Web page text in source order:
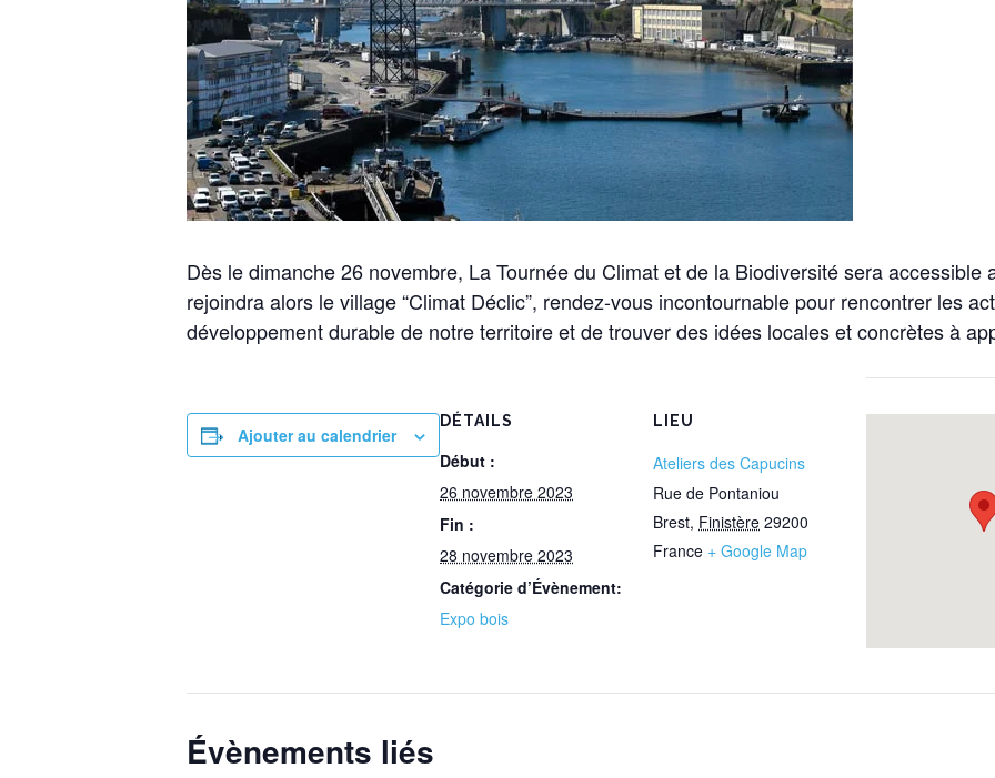
Dès le dimanche 26 novembre, La Tournée du Climat et de la Biodiversité sera accessible
rejoindra alors le village “Climat Déclic”, rendez-vous incontournable pour rencontrer les
développement durable de notre territoire et de trouver des idées locales et concrètes à
Ajouter au calendrier
DÉTAILS
Début :
26 novembre 2023
Fin :
28 novembre 2023
Catégorie d’Évènement:
Expo bois
LIEU
Ateliers des Capucins
Rue de Pontaniou
Brest, Finistère 29200
France + Google Map
Évènements liés